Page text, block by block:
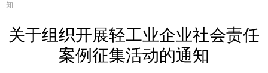
关于组织开展轻工业企业社会责任
案例征集活动的通知
知